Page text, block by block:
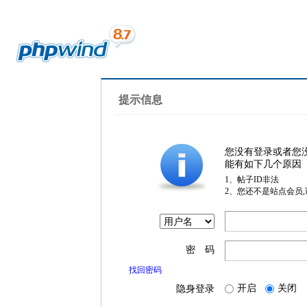
提示信息
您没有登录或者您
能有如下几个原因
1、帖子ID非法
2、您还不是站点会员
密 码
找回密码
隐身登录 开启 关闭